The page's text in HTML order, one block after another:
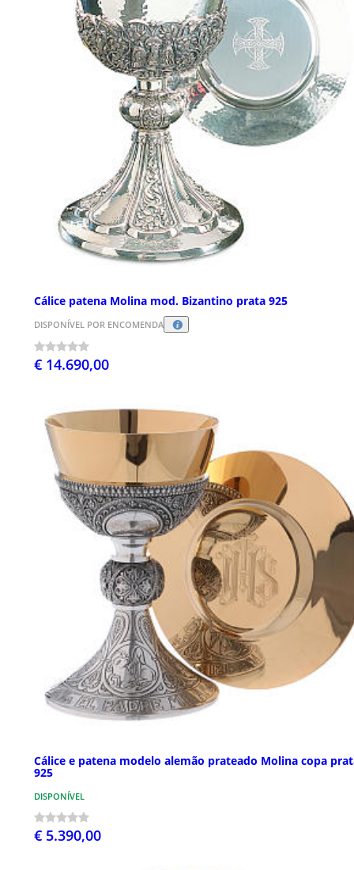
Cálice patena Molina mod. Bizantino prata 925
DISPONÍVEL POR ENCOMENDA
€ 14.690,00
Cálice e patena modelo alemão prateado Molina copa
925
DISPONÍVEL
€ 5.390,00